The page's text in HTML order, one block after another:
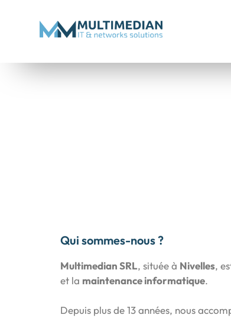
Qui sommes-nous ?
Multimedian SRL, située à Nivelles,
et la maintenance informatique.
Depuis plus de 13 années, nous